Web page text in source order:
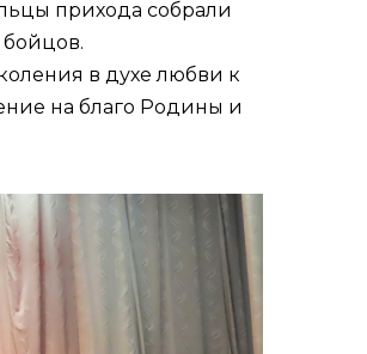
прихода собрали
в духе любви к
на благо Родины и